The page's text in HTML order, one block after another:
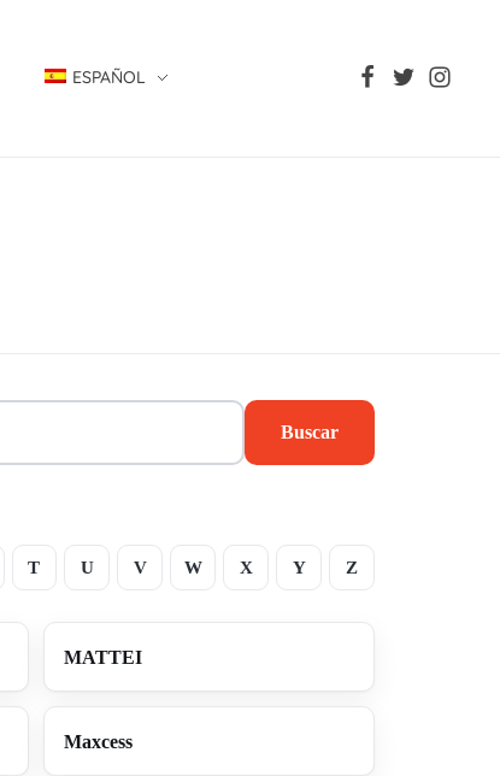
ESPAÑOL
Buscar
T U V W X Y Z
MATTEI
Maxcess